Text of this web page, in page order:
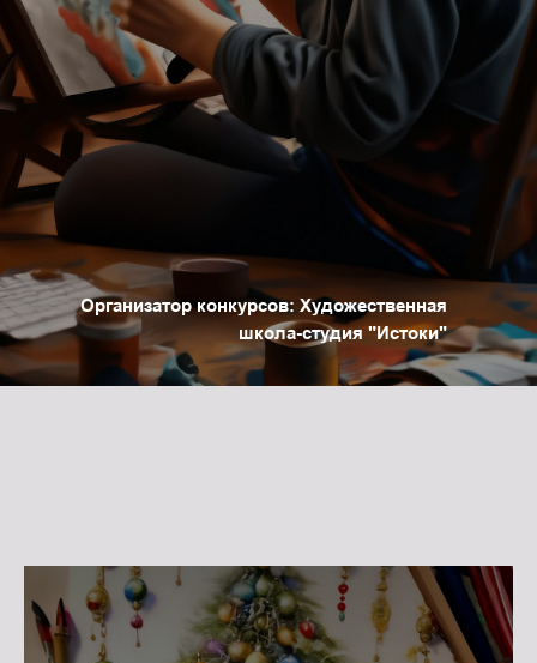
Генерала Смирнова \ 4
+7(925)188-84-09
ОПЛАТА Студия "Лепим+"
Станковая
скульптура
Радиоэлектроника
/ моделирование
Художественная
Черчение,
подготовка к вузу
Организатор конкурсов: Художественная
школа-студия "Истоки"